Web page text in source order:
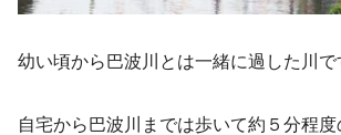
幼い頃から巴波川とは一緒に過した川で
自宅から巴波川までは歩いて約５分程